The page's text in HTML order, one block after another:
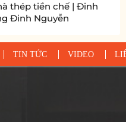
thép tiền chế | Đinh
Đinh Nguyễn
TIN TỨC VIDEO